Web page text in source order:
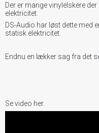
Der er mange vinylelskere
elektricitet.
DS-Audio har løst dette med
statisk elektricitet.
Endnu en lækker sag fra det
Se video her.